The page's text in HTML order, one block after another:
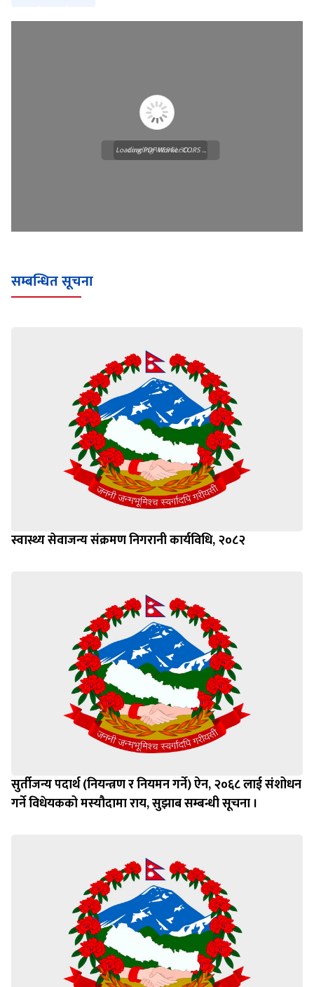
Loading WEBGL 3D ...
Loading PDF Worker CORS ...
सम्बन्धित सूचना
स्वास्थ्य सेवाजन्य संक्रमण निगरानी कार्यविधि, २०८२
सुर्तीजन्य पदार्थ (नियन्त्रण र नियमन गर्ने) ऐन, २०६८ लाई संशोधन
गर्ने विधेयकको मस्यौदामा राय, सुझाब सम्बन्धी सूचना ।